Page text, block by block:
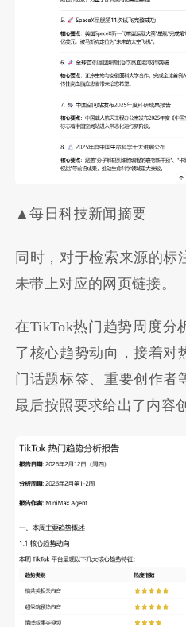
▲每日科技新闻摘要
同时，对于检索来源的标
未带上对应的网页链接。
在TikTok热门趋势周度分
了核心趋势动向，接着对
门话题标签、重要创作者
最后按照要求给出了内容